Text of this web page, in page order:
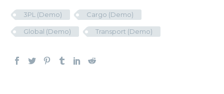
3PL (Demo) Cargo (Demo)
Global (Demo) Transport (Demo)